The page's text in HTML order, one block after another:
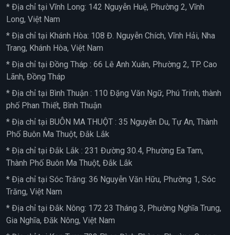
* Địa chỉ tại Vĩnh Long: 142 Nguyễn Huệ, Phường 2, Vĩnh
Long, Việt Nam
* Địa chỉ tại Khánh Hòa: 108 Đ. Nguyễn Chích, Vĩnh Hải, Nha
Trang, Khánh Hòa, Việt Nam
* Địa chỉ tại Đồng Tháp : 66 Lê Anh Xuân, Phường 2, TP. Cao
Lãnh, Đồng Tháp
* Địa chỉ tại Bình Thuận : 110 Đặng Văn Ngữ, Phú Trinh, thành
phố Phan Thiết, Bình Thuận
* Địa chỉ tại BUÔN MA THUỘT : 35 Nguyễn Du, Tự An, Thành
Phố Buôn Ma Thuột, Đắk Lắk
* Địa chỉ tại Đắk Lắk : 231 Đường 30.4, Phường Ea Tam,
Thành Phố Buôn Ma Thuột, Đắk Lắk
* Địa chỉ tại Sóc Trăng: 36 Nguyễn Văn Hữu, Phường 1, Sóc
Trăng, Việt Nam
* Địa chỉ tại Đắk Nông: 172 23 Tháng 3, Phường Nghĩa Trung,
Gia Nghĩa, Đăk Nông, Việt Nam